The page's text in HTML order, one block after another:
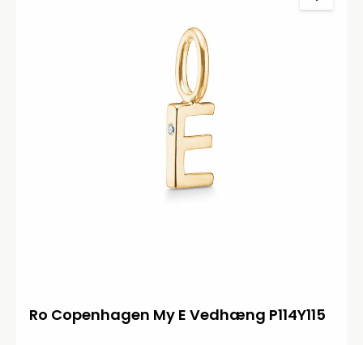
Ro Copenhagen My E Vedhæng P114Y115